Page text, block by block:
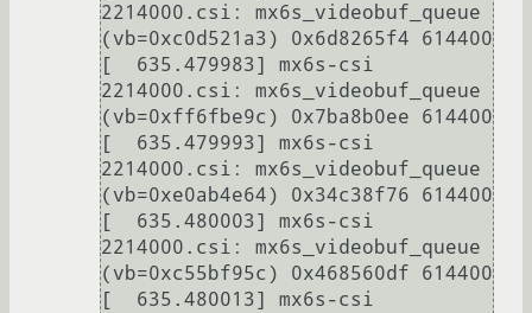
2214000.csi: mx6s_videobuf_queue
(vb=0xc0d521a3) 0x6d8265f4 614400
[  635.479983] mx6s-csi
2214000.csi: mx6s_videobuf_queue
(vb=0xff6fbe9c) 0x7ba8b0ee 614400
[  635.479993] mx6s-csi
2214000.csi: mx6s_videobuf_queue
(vb=0xe0ab4e64) 0x34c38f76 614400
[  635.480003] mx6s-csi
2214000.csi: mx6s_videobuf_queue
(vb=0xc55bf95c) 0x468560df 614400
[  635.480013] mx6s-csi